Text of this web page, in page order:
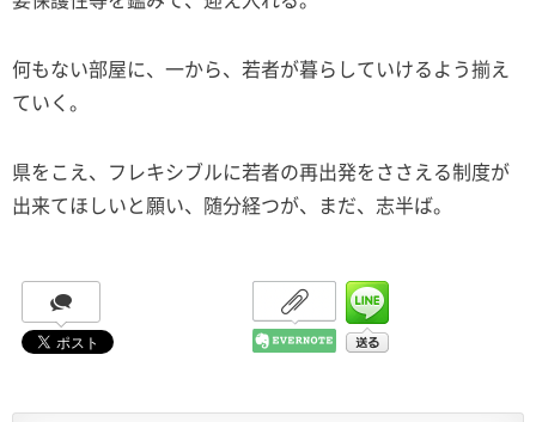
何もない部屋に、一から、若者が暮らしていけるよう揃え
ていく。
県をこえ、フレキシブルに若者の再出発をささえる制度が
出来てほしいと願い、随分経つが、まだ、志半ば。